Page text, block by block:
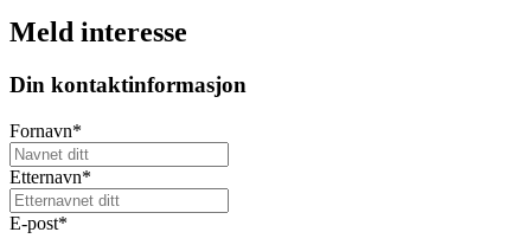
Meld interesse
Din kontaktinformasjon
Fornavn*
Etternavn*
E-post*